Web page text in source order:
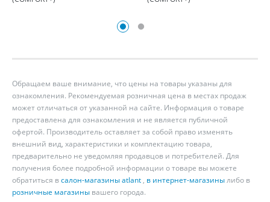
Обращаем ваше внимание, что цены на товары указаны для
ознакомления. Рекомендуемая розничная цена в местах продаж
может отличаться от указанной на сайте. Информация о товаре
предоставлена для ознакомления и не является публичной
офертой. Производитель оставляет за собой право изменять
внешний вид, характеристики и комплектацию товара,
предварительно не уведомляя продавцов и потребителей. Для
получения более подробной информации о товаре вы можете
обратиться всалон-магазины atlant , в интернет-магазинылибо в
розничные магазины вашего города.